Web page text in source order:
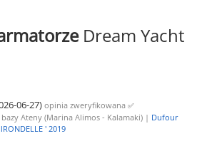
Dream Yacht
06-27) opinia zweryfikowana ✅
Ateny (Marina Alimos - Kalamaki) | Dufour
' 2019